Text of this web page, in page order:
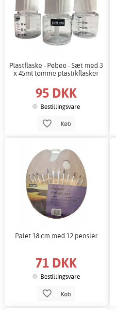
Plastflaske - Pebeo - Sæt med 3
x 45ml tomme plastikflasker
95 DKK
Bestillingsvare
Køb
Palet 18 cm med 12 pensler
71 DKK
Bestillingsvare
Køb